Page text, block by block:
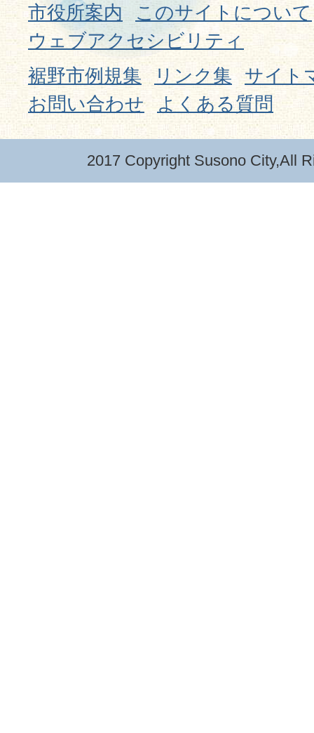
市役所案内
このサイトについて
ウェブアクセシビリティ
裾野市例規集
リンク集
サイト
お問い合わせ
よくある質問
2017 Copyright Susono City,All